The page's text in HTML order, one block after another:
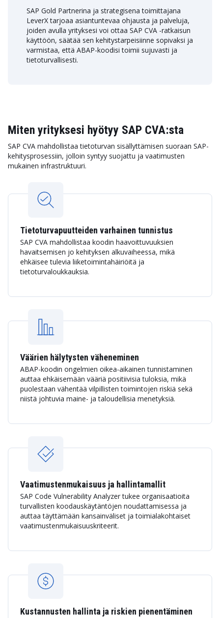
SAP Gold Partnerina ja strategisena toimittajana
LeverX tarjoaa asiantuntevaa ohjausta ja palveluja,
joiden avulla yrityksesi voi ottaa SAP CVA -ratkaisun
käyttöön, säätää sen kehitystarpeisiinne sopivaksi ja
varmistaa, että ABAP-koodisi toimii sujuvasti ja
tietoturvallisesti.
Miten yrityksesi hyötyy SAP CVA:sta
SAP CVA mahdollistaa tietoturvan sisällyttämisen suoraan SAP-
kehitysprosessiin, jolloin syntyy suojattu ja vaatimusten
mukainen infrastruktuuri.
Tietoturvapuutteiden varhainen tunnistus
SAP CVA mahdollistaa koodin haavoittuvuuksien
havaitsemisen jo kehityksen alkuvaiheessa, mikä
ehkäisee tulevia liiketoimintahäiriöitä ja
tietoturvaloukkauksia.
Väärien hälytysten väheneminen
ABAP-koodin ongelmien oikea-aikainen tunnistaminen
auttaa ehkäisemään vääriä positiivisia tuloksia, mikä
puolestaan vähentää vilpillisten toimintojen riskiä sekä
niistä johtuvia maine- ja taloudellisia menetyksiä.
Vaatimustenmukaisuus ja hallintamallit
SAP Code Vulnerability Analyzer tukee organisaatioita
turvallisten koodauskäytäntöjen noudattamisessa ja
auttaa täyttämään kansainväliset ja toimialakohtaiset
vaatimustenmukaisuuskriteerit.
Kustannusten hallinta ja riskien pienentäminen